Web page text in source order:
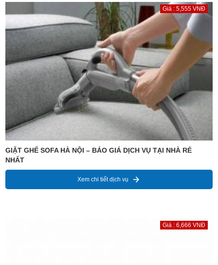
Giá : 5,555 VNĐ
GIẶT GHẾ SOFA HÀ NỘI – BÁO GIÁ DỊCH VỤ TẠI NHÀ RẺ
NHẤT
Xem chi tiết dịch vụ
Giá : 6,666 VNĐ